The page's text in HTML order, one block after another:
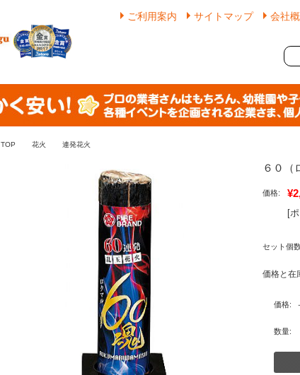
ご利用案内 サイトマップ 会社
TOP 花火 連発花火
６０（
価格:
[
セット個数
価格と在
価格:
数量: